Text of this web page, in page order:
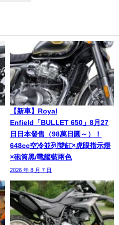
【新車】Royal
Enfield「BULLET 650」8月27
日日本發售（98萬日圓～）！
648cc空冷並列雙缸×虎眼指示燈
×砲筒黑/戰艦藍兩色
2026 年 8 月 7 日